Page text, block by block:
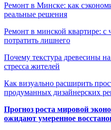
Ремонт в Минске: как
реальные решения
Ремонт в минской квартире: с
потратить лишнего
Почему текстура древесины
стресса жителей
Как визуально расширить
продуманных дизайнерских
Прогноз роста мировой
ожидают умеренное